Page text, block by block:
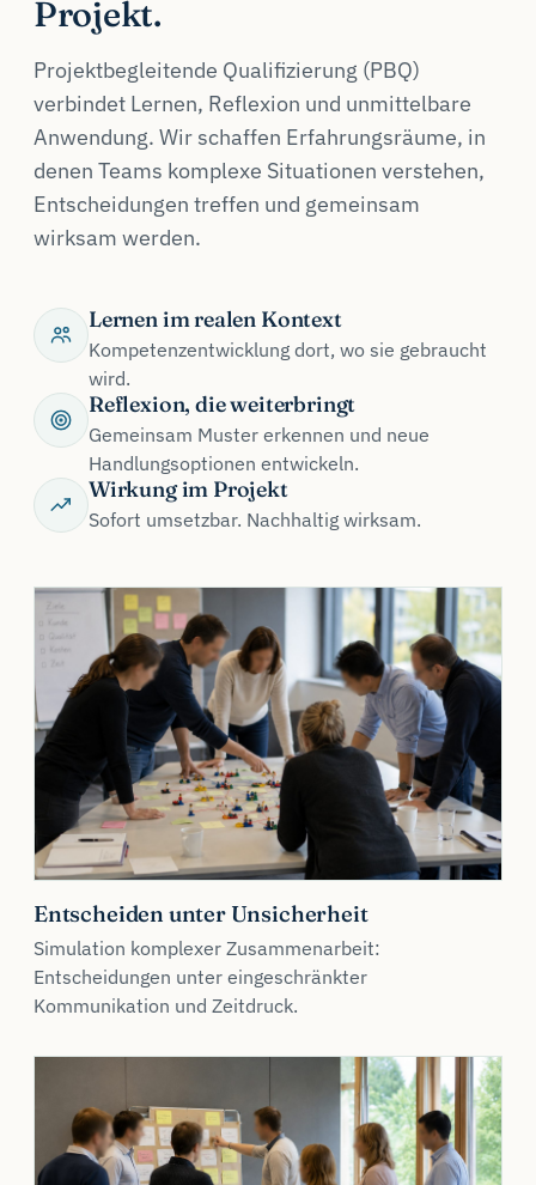
Projekt.
Projektbegleitende Qualifizierung (PBQ)
verbindet Lernen, Reflexion und unmittelbare
Anwendung. Wir schaffen Erfahrungsräume, in
denen Teams komplexe Situationen verstehen,
Entscheidungen treffen und gemeinsam
wirksam werden.
Lernen im realen Kontext
Kompetenzentwicklung dort, wo sie gebraucht
wird.
Reflexion, die weiterbringt
Gemeinsam Muster erkennen und neue
Handlungsoptionen entwickeln.
Wirkung im Projekt
Sofort umsetzbar. Nachhaltig wirksam.
Entscheiden unter Unsicherheit
Simulation komplexer Zusammenarbeit:
Entscheidungen unter eingeschränkter
Kommunikation und Zeitdruck.